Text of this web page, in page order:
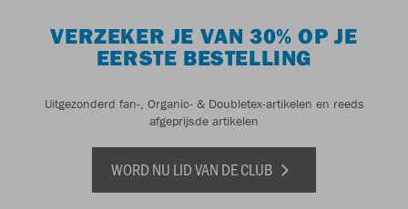
VERZEKER JE VAN 30% OP JE
EERSTE BESTELLING
Uitgezonderd fan-, Organic- & Doubletex-artikelen en reeds
afgeprijsde artikelen
WORD NU LID VAN DE CLUB